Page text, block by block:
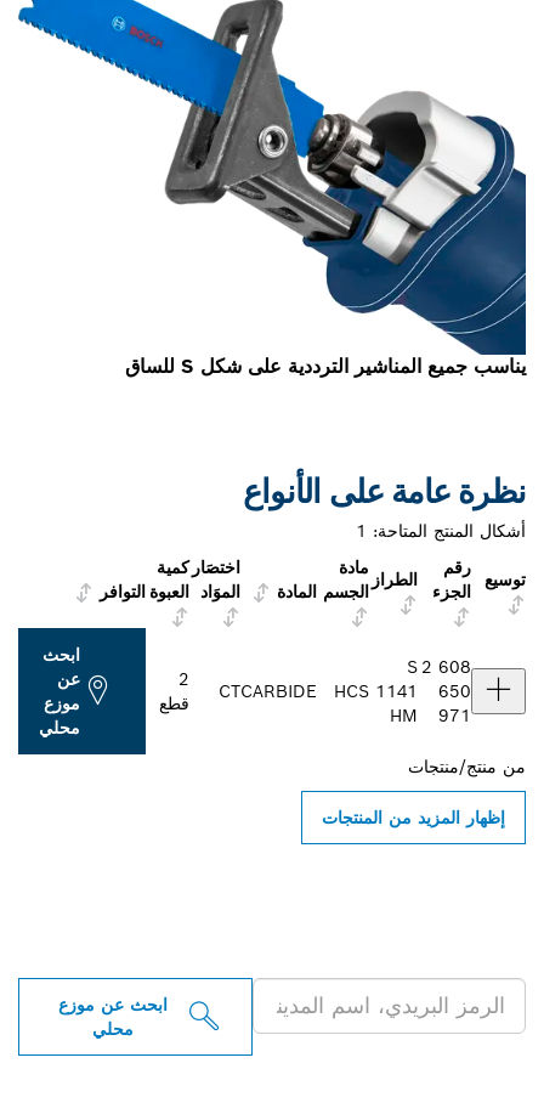
يناسب جميع المناشير الترددية على شكل S للساق
نظرة عامة على الأنواع
أشكال المنتج المتاحة: 1
توسيع
رقم
الجزء
الطراز
مادة
الجسم المادة
اختصَار
الموَاد
كمية
العبوة التوافر
2 608
650
971
S
1141
HM
HCS
CARBIDE
CT
2
قطع
ابحث
عن
موزع
محلي
من منتج/منتجات
إظهار المزيد من المنتجات
ابحث عن موزع
محلي